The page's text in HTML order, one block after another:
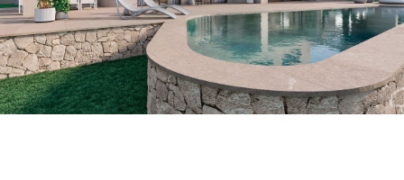
13 foto's